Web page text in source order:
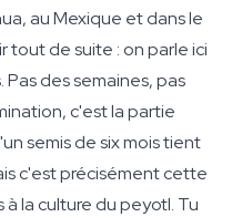
au Mexique et dans le
tout de suite : on parle ici
des semaines, pas
c'est la partie
semis de six mois tient
c'est précisément cette
la culture du peyotl. Tu